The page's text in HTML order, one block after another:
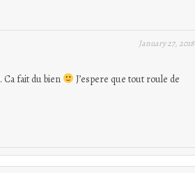
January 27, 2018
fait du bien
J’espere que tout roule de